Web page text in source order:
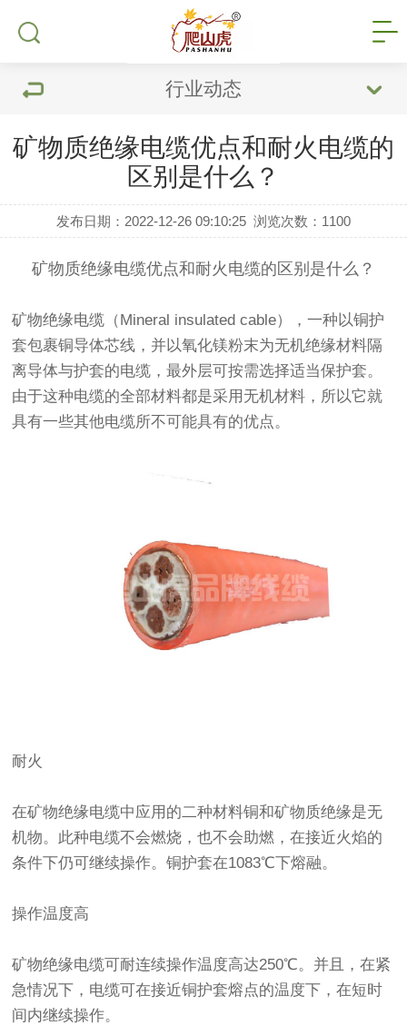
行业动态
矿物质绝缘电缆优点和耐火电缆的
区别是什么？
发布日期：2022-12-26 09:10:25 浏览次数： 1100
矿物质绝缘电缆优点和耐火电缆的区别是什么？
矿物绝缘电缆 （Mineral insulated cable），一种以铜护
套包裹铜导体芯线，并以氧化镁粉末为无机绝缘材料隔
离导体与护套的电缆，最外层可按需选择适当保护套。
由于这种电缆的全部材料都是采用无机材料，所以它就
具有一些其他电缆所不可能具有的优点。
耐火
在矿物绝缘电缆中应用的二种材料铜和矿物质绝缘是无
机物。此种电缆不会燃烧，也不会助燃，在接近火焰的
条件下仍可继续操作。铜护套在1083℃下熔融。
操作温度高
矿物绝缘电缆可耐连续操作温度高达250℃。并且，在紧
急情况下，电缆可在接近铜护套熔点的温度下，在短时
间内继续操作。